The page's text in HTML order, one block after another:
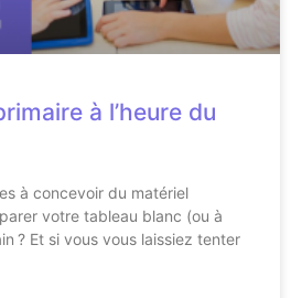
à l’heure du
à concevoir du matériel
votre tableau blanc (ou à
? Et si vous vous laissiez tenter